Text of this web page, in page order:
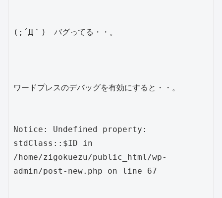
(;´Д｀)　バグってる・・。
ワードプレスのデバッグを有効にすると・・。
Notice: Undefined property:
stdClass::$ID in
/home/zigokuezu/public_html/wp-
admin/post-new.php on line 67